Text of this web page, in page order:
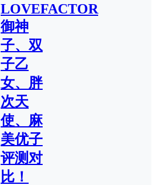
LOVEFACTOR
御神
子、双
子乙
女、胖
次天
使、麻
美优子
评测对
比！